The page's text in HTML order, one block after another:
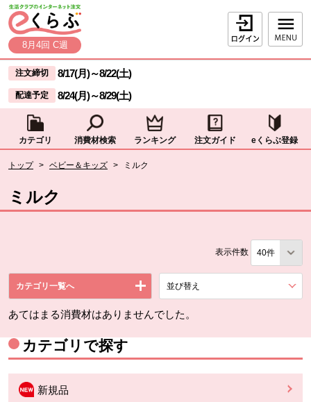
ページの先頭です。
本文へジャンプする。
8月4回 C週
ログイン
ここからサイト内共通メニューです。
サイト内共通メニューをスキップする
注文締切 8/17(月)～8/22(土)
配達予定 8/24(月)～8/29(土)
カテゴリ 消費材検索 ランキング 注文ガイド eくらぶ登録
トップ > ベビー＆キッズ > ミルク
ミルク
表示件数
カテゴリ一覧へ 並び替え
あてはまる消費材はありませんでした。
カテゴリで探す
新規品